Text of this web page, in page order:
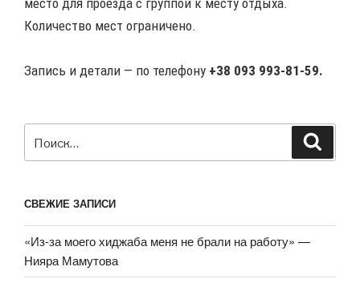
Количество мест ограничено.
Запись и детали — по телефону +38 093 993-81-59.
СВЕЖИЕ ЗАПИСИ
«Из-за моего хиджаба меня не брали на работу» —
Нияра Мамутова